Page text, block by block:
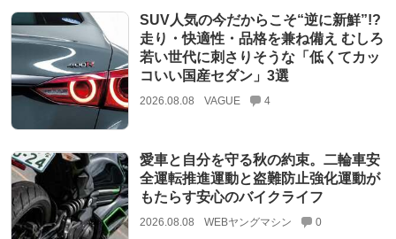
SUV人気の今だからこそ“逆に新鮮”!?
走り・快適性・品格を兼ね備え むしろ
若い世代に刺さりそうな「低くてカッ
コいい国産セダン」3選
2026.08.08 VAGUE 4
愛車と自分を守る秋の約束。二輪車安
全運転推進運動と盗難防止強化運動が
もたらす安心のバイクライフ
2026.08.08 WEBヤングマシン 0